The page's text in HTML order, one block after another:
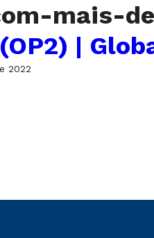
mais-
|
2022